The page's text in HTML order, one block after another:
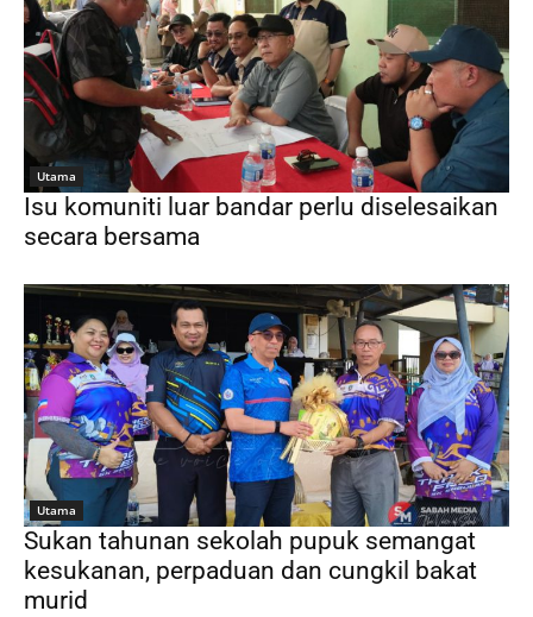
Utama
Isu komuniti luar bandar perlu diselesaikan
secara bersama
Utama
Sukan tahunan sekolah pupuk semangat
kesukanan, perpaduan dan cungkil bakat
murid